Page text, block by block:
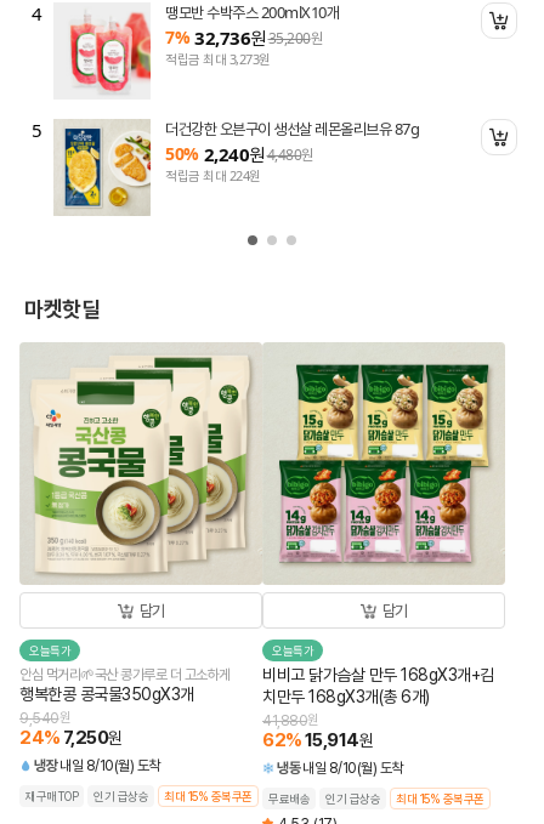
담기
담기
4 땡모반 수박주스 200mlX10개
7% 32,736원35,200원
적립금 최대 3,273원
5 더건강한 오븐구이 생선살 레몬올리브유 87g
50% 2,240원4,480원
적립금 최대 224원
마켓핫딜
담기
오늘특가
안심 먹거리🌱국산 콩가루로 더 고소하게
행복한콩 콩국물350gX3개
9,540원
24% 7,250원
냉장 내일 8/10(월) 도착
재구매TOP 인기 급상승 최대 15% 중복쿠폰
담기
오늘특가
비비고 닭가슴살 만두 168gX3개+김
치만두 168gX3개(총 6개)
41,880원
62%15,914원
냉동 내일 8/10(월) 도착
무료배송 인기 급상승 최대 15% 중복쿠폰